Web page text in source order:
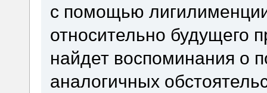
с помощью
относительно будущего
найдет воспоминания о
аналогичных